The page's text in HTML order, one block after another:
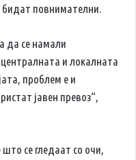
бидат повнимателни.
да се намали
и локалната
проблем е и
јавен превоз“,
што се гледаат со очи,